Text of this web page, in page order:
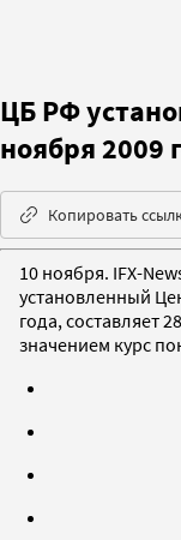
ЦБ РФ
ноября 2009
Копировать
10 ноября. IFX-
установленный
года, составляет
значением курс